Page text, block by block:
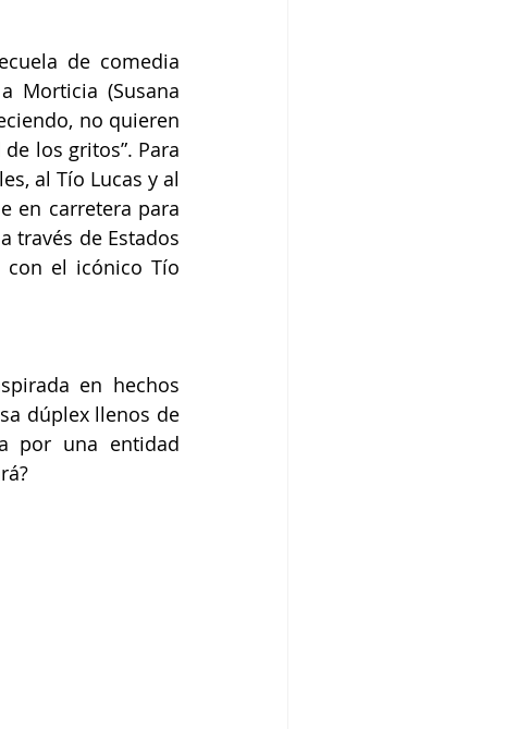
de comedia
Morticia (Susana
no quieren
los gritos”. Para
al Tío Lucas y al
en carretera para
través de Estados
el icónico Tío
en hechos
dúplex llenos de
por una entidad